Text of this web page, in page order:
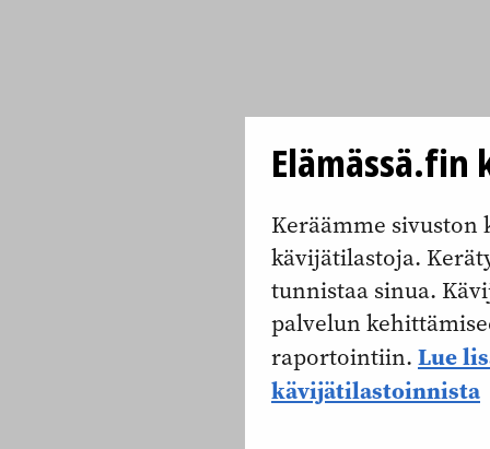
Keräämme sivuston
kävijätilastoja.
tunnistaa sinua.
palvelun
raportointiin. Lue
kävijätilastoinnista